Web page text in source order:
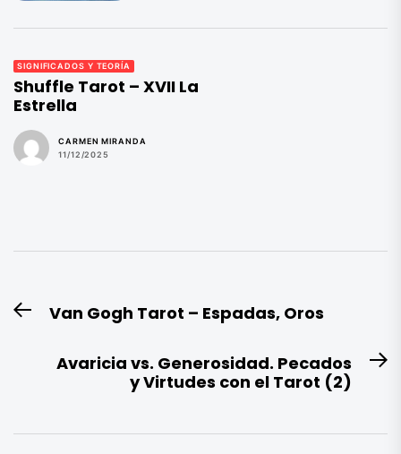
SIGNIFICADOS Y TEORÍA
Shuffle Tarot – XVII La
Estrella
CARMEN MIRANDA
11/12/2025
Navegación
de
entradas
EntradaVan Gogh Tarot – Espadas, Oros
Avaricia vs. Generosidad. Pecados
y Virtudes con el Tarot (2)